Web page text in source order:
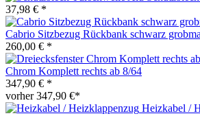
37,98 € *
Cabrio Sitzbezug Rückbank schwarz
260,00 € *
Chrom Komplett rechts ab 8/64
347,90 € *
vorher 347,90 €*
Heizkabel /